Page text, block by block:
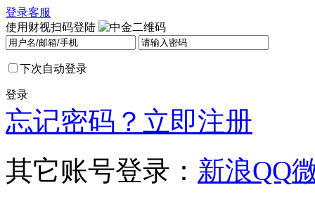
登录客服
使用财视扫码登陆
下次自动登录
登录
忘记密码？ 立即注册
其它账号登录： 新浪QQ